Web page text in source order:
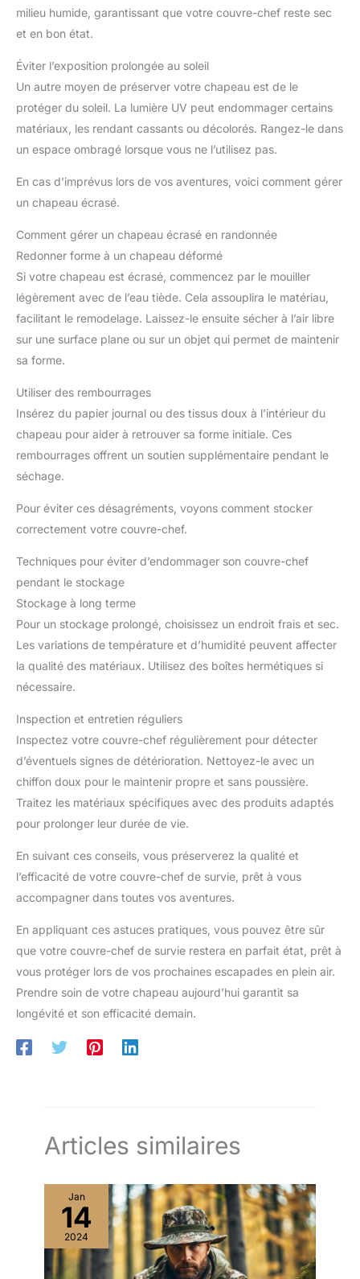
milieu humide, garantissant que votre couvre-chef reste sec
et en bon état.
Éviter l’exposition prolongée au soleil
Un autre moyen de préserver votre chapeau est de le
protéger du soleil. La lumière UV peut endommager certains
matériaux, les rendant cassants ou décolorés. Rangez-le dans
un espace ombragé lorsque vous ne l’utilisez pas.
En cas d’imprévus lors de vos aventures, voici comment gérer
un chapeau écrasé.
Comment gérer un chapeau écrasé en randonnée
Redonner forme à un chapeau déformé
Si votre chapeau est écrasé, commencez par le mouiller
légèrement avec de l’eau tiède. Cela assouplira le matériau,
facilitant le remodelage. Laissez-le ensuite sécher à l’air libre
sur une surface plane ou sur un objet qui permet de maintenir
sa forme.
Utiliser des rembourrages
Insérez du papier journal ou des tissus doux à l’intérieur du
chapeau pour aider à retrouver sa forme initiale. Ces
rembourrages offrent un soutien supplémentaire pendant le
séchage.
Pour éviter ces désagréments, voyons comment stocker
correctement votre couvre-chef.
Techniques pour éviter d’endommager son couvre-chef
pendant le stockage
Stockage à long terme
Pour un stockage prolongé, choisissez un endroit frais et sec.
Les variations de température et d’humidité peuvent affecter
la qualité des matériaux. Utilisez des boîtes hermétiques si
nécessaire.
Inspection et entretien réguliers
Inspectez votre couvre-chef régulièrement pour détecter
d’éventuels signes de détérioration. Nettoyez-le avec un
chiffon doux pour le maintenir propre et sans poussière.
Traitez les matériaux spécifiques avec des produits adaptés
pour prolonger leur durée de vie.
En suivant ces conseils, vous préserverez la qualité et
l’efficacité de votre couvre-chef de survie, prêt à vous
accompagner dans toutes vos aventures.
En appliquant ces astuces pratiques, vous pouvez être sûr
que votre couvre-chef de survie restera en parfait état, prêt à
vous protéger lors de vos prochaines escapades en plein air.
Prendre soin de votre chapeau aujourd’hui garantit sa
longévité et son efficacité demain.
Articles similaires
Jan
14
2024